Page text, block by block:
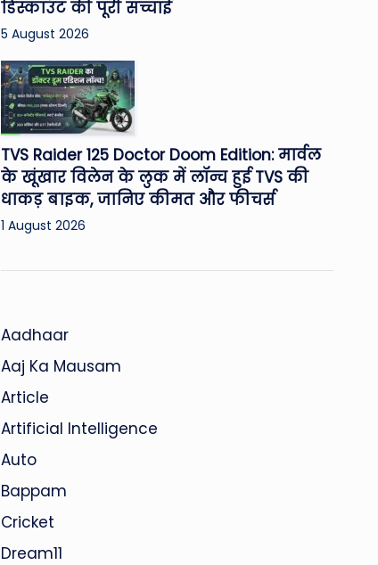
डिस्काउंट की पूरी सच्चाई
5 August 2026
TVS Raider 125 Doctor Doom Edition: मार्वल
के खूंखार विलेन के लुक में लॉन्च हुई TVS की
धाकड़ बाइक, जानिए कीमत और फीचर्स
1 August 2026
Aadhaar
Aaj Ka Mausam
Article
Artificial Intelligence
Auto
Bappam
Cricket
Dream11